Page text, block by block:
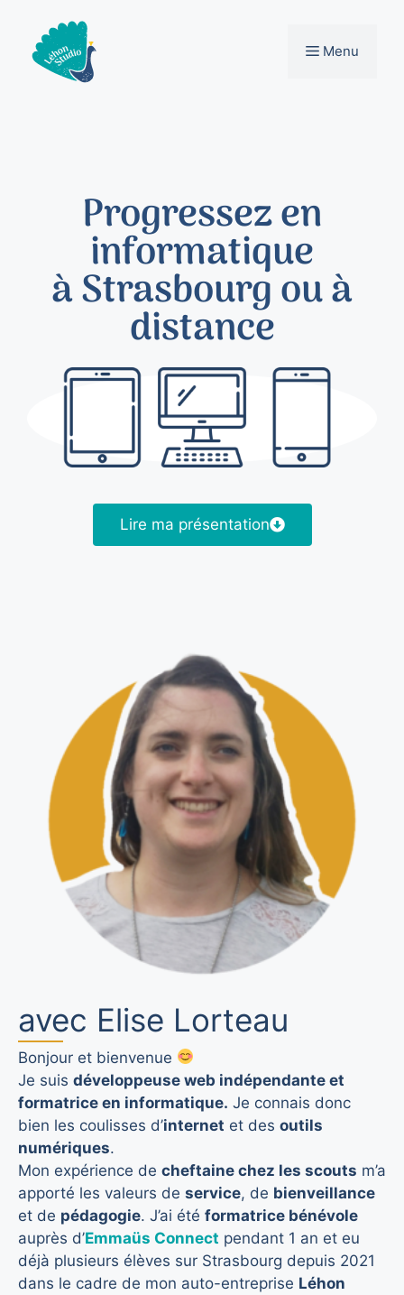
Progressez en
informatique
à Strasbourg ou à
distance
Lire ma présentation
avec Elise Lorteau
Bonjour et bienvenue
Je suis développeuse web indépendante et
formatrice en informatique. Je connais donc
bien les coulisses d’internet et des outils
numériques.
Mon expérience de cheftaine chez les scouts m’a
apporté les valeurs de service, de bienveillance
et de pédagogie. J’ai été formatrice bénévole
auprès d’Emmaüs Connect pendant 1 an et eu
déjà plusieurs élèves sur Strasbourg depuis 2021
dans le cadre de mon auto-entreprise Léhon